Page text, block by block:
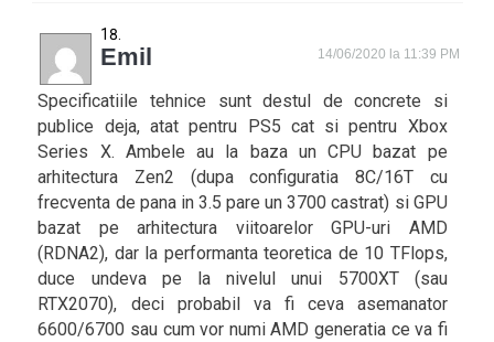
Emil 14/06/2020 la 11:39 PM
Specificatiile tehnice sunt destul de concrete si
publice deja, atat pentru PS5 cat si pentru Xbox
Series X. Ambele au la baza un CPU bazat pe
arhitectura Zen2 (dupa configuratia 8C/16T cu
frecventa de pana in 3.5 pare un 3700 castrat) si GPU
bazat pe arhitectura viitoarelor GPU-uri AMD
(RDNA2), dar la performanta teoretica de 10 TFlops,
duce undeva pe la nivelul unui 5700XT (sau
RTX2070), deci probabil va fi ceva asemanator
6600/6700 sau cum vor numi AMD generatia ce va fi